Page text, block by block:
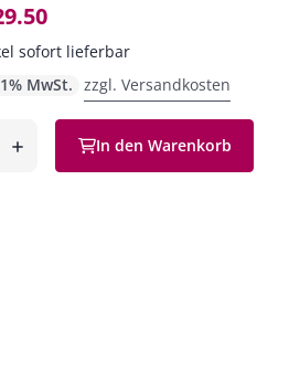
sofort lieferbar
MwSt. zzgl. Versandkosten
In den Warenkorb